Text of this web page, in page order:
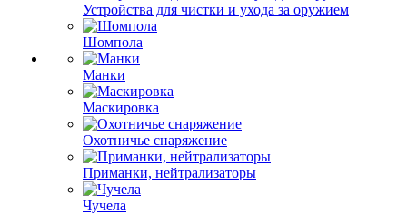
Устройства для чистки и ухода за оружием
Шомпола
Манки
Маскировка
Охотничье снаряжение
Приманки, нейтрализаторы
Чучела